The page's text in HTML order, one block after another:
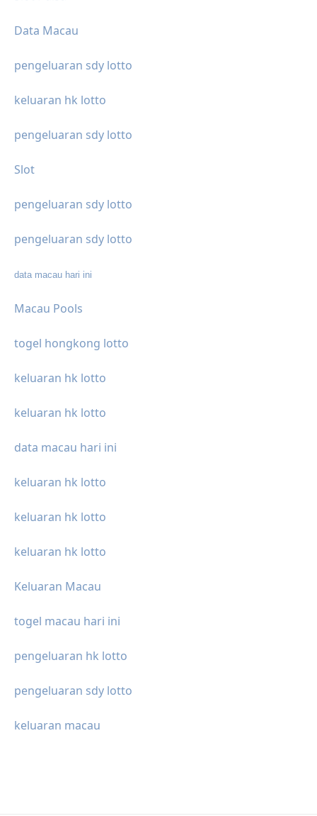
Data Macau
pengeluaran sdy lotto
keluaran hk lotto
pengeluaran sdy lotto
Slot
pengeluaran sdy lotto
pengeluaran sdy lotto
data macau hari ini
Macau Pools
togel hongkong lotto
keluaran hk lotto
keluaran hk lotto
data macau hari ini
keluaran hk lotto
keluaran hk lotto
keluaran hk lotto
Keluaran Macau
togel macau hari ini
pengeluaran hk lotto
pengeluaran sdy lotto
keluaran macau